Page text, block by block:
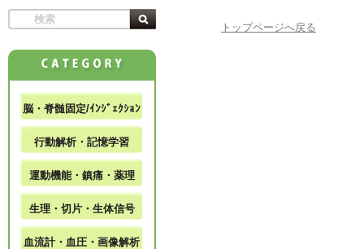
トップページへ戻る
脳・脊髄固定/ｲﾝｼﾞｪｸｼｮﾝ
行動解析・記憶学習
運動機能・鎮痛・薬理
生理・切片・生体信号
血流計・血圧・画像解析